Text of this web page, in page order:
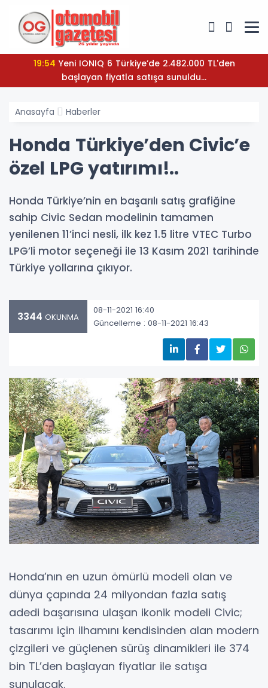
19:54
başlayan fiyatla satışa sunuldu...
Anasayfa Haberler
Honda Türkiye’den Civic’e
özel LPG yatırımı!..
Honda Türkiye’nin en başarılı satış grafiğine
sahip Civic Sedan modelinin tamamen
yenilenen 11’inci nesli, ilk kez 1.5 litre VTEC Turbo
LPG’li motor seçeneği ile 13 Kasım 2021 tarihinde
Türkiye yollarına çıkıyor.
3344 OKUNMA
08-11-2021 16:40
Güncelleme : 08-11-2021 16:43
Honda’nın en uzun ömürlü modeli olan ve
dünya çapında 24 milyondan fazla satış
adedi başarısına ulaşan ikonik modeli Civic;
tasarımı için ilhamını kendisinden alan modern
çizgileri ve güçlenen sürüş dinamikleri ile 374
bin TL’den başlayan fiyatlar ile satışa
sunulacak.